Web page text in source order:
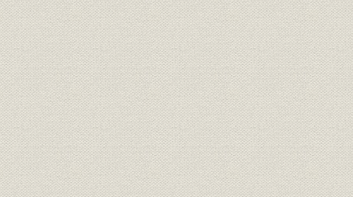
第1節 総合的経営への布石
事業部制の廃止
住友会長の就任
第四次防衛力整備計画予算減少と厳しい経営環境下での努力
新事業、オゾン発生装置
新製品、新技術―ステンレス熱交換器、SMV型LNG気化装置
熱交換器、低騒音ファンとオイルクーラー、低騒音ポンプ―